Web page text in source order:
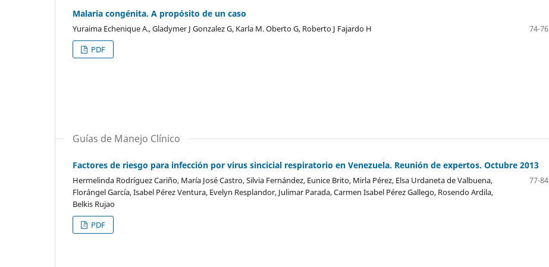
Malaria congénita. A propósito de un caso
Yuraima Echenique A., Gladymer J Gonzalez G, Karla M. Oberto G, Roberto J Fajardo H
74-76
PDF
Guías de Manejo Clínico
Factores de riesgo para infección por virus sincicial respiratorio en Venezuela. Reunión de expertos. Octubre 2013
Hermelinda Rodríguez Cariño, María José Castro, Silvia Fernández, Eunice Brito, Mirla Pérez, Elsa Urdaneta de Valbuena,
Florángel García, Isabel Pérez Ventura, Evelyn Resplandor, Julimar Parada, Carmen Isabel Pérez Gallego, Rosendo Ardila,
Belkis Rujao
77-84
PDF